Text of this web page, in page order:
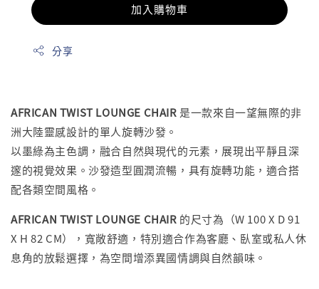
加入購物車
分享
AFRICAN TWIST LOUNGE CHAIR 是一款來自一望無際的非
洲大陸靈感設計的單人旋轉沙發。
以墨綠為主色調，融合自然與現代的元素，展現出平靜且深
邃的視覺效果。沙發造型圓潤流暢，具有旋轉功能，適合搭
配各類空間風格。
AFRICAN TWIST LOUNGE CHAIR 的尺寸為（W 100 X D 91
X H 82 CM），寬敞舒適，特別適合作為客廳、臥室或私人休
息角的放鬆選擇，為空間增添異國情調與自然韻味。